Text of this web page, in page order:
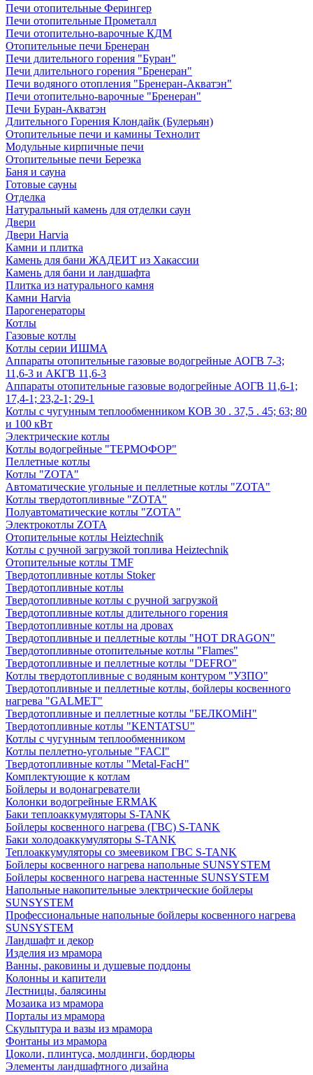
Печи отопительные Ферингер
Печи отопительные Прометалл
Печи отопительно-варочные КДМ
Отопительные печи Бренеран
Печи длительного горения "Буран"
Печи длительного горения "Бренеран"
Печи водяного отопления "Бренеран-Акватэн"
Печи отопительно-варочные "Бренеран"
Печи Буран-Акватэн
Длительного Горения Клондайк (Булерьян)
Отопительные печи и камины Технолит
Модульные кирпичные печи
Отопительные печи Березка
Баня и сауна
Готовые сауны
Отделка
Натуральный камень для отделки саун
Двери
Двери Harvia
Камни и плитка
Камень для бани ЖАДЕИТ из Хакассии
Камень для бани и ландшафта
Плитка из натурального камня
Камни Harvia
Парогенераторы
Котлы
Газовые котлы
Котлы серии ИШМА
Аппараты отопительные газовые водогрейные АОГВ 7-3;
11,6-3 и АКГВ 11,6-3
Аппараты отопительные газовые водогрейные АОГВ 11,6-1;
17,4-1; 23,2-1; 29-1
Котлы с чугунным теплообменником КОВ 30 . 37,5 . 45; 63; 80
и 100 кВт
Электрические котлы
Котлы водогрейные "ТЕРМОФОР"
Пеллетные котлы
Котлы "ZOTA"
Автоматические угольные и пеллетные котлы "ZOTA"
Котлы твердотопливные "ZOTA"
Полуавтоматические котлы "ZOTA"
Электрокотлы ZOTA
Отопительные котлы Heiztechnik
Котлы с ручной загрузкой топлива Heiztechnik
Отопительные котлы TMF
Твердотопливные котлы Stoker
Твердотопливные котлы
Твердотопливные котлы с ручной загрузкой
Твердотопливные котлы длительного горения
Твердотопливные котлы на дровах
Твердотопливные и пеллетные котлы "HOT DRAGON"
Твердотопливные отопительные котлы "Flames"
Твердотопливные и пеллетные котлы "DEFRO"
Котлы твердотопливные с водяным контуром "УЗПО"
Твердотопливные и пеллетные котлы, бойлеры косвенного
нагрева "GALMET"
Твердотопливные и пеллетные котлы "БЕЛКОМiН"
Твердотопливные котлы "KENTATSU"
Котлы с чугунным теплообменником
Котлы пеллетно-угольные "FACI"
Твердотопливные котлы "Metal-FacH"
Комплектующие к котлам
Бойлеры и водонагреватели
Колонки водогрейные ERMAK
Баки теплоаккумуляторы S-TANK
Бойлеры косвенного нагрева (ГВС) S-TANK
Баки холодоаккумуляторы S-TANK
Теплоаккумуляторы со змеевиком ГВС S-TANK
Бойлеры косвенного нагрева напольные SUNSYSTEM
Бойлеры косвенного нагрева настенные SUNSYSTEM
Напольные накопительные электрические бойлеры
SUNSYSTEM
Профессиональные напольные бойлеры косвенного нагрева
SUNSYSTEM
Ландшафт и декор
Изделия из мрамора
Ванны, раковины и душевые поддоны
Колонны и капители
Лестницы, балясины
Мозаика из мрамора
Порталы из мрамора
Скульптура и вазы из мрамора
Фонтаны из мрамора
Цоколи, плинтуса, молдинги, бордюры
Элементы ландшафтного дизайна